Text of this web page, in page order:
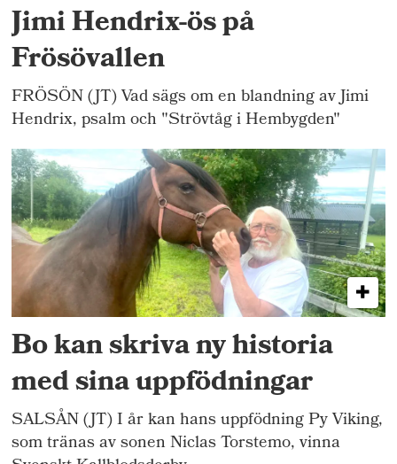
Jimi Hendrix-ös på
Frösövallen
FRÖSÖN (JT) Vad sägs om en blandning av Jimi
Hendrix, psalm och "Strövtåg i Hembygden"
Bo kan skriva ny historia
med sina uppfödningar
SALSÅN (JT) I år kan hans uppfödning Py Viking,
som tränas av sonen Niclas Torstemo, vinna